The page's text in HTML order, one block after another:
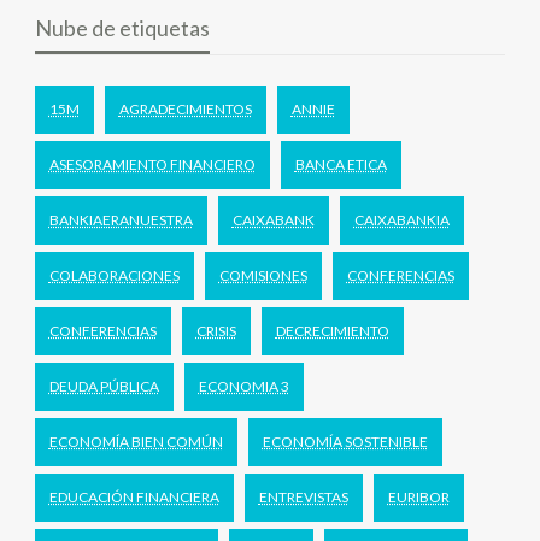
Nube de etiquetas
15M AGRADECIMIENTOS ANNIE
ASESORAMIENTO FINANCIERO BANCA ETICA
BANKIAERANUESTRA CAIXABANK CAIXABANKIA
COLABORACIONES COMISIONES CONFERENCIAS
CONFERENCIAS CRISIS DECRECIMIENTO
DEUDA PÚBLICA ECONOMIA 3
ECONOMÍA BIEN COMÚN ECONOMÍA SOSTENIBLE
EDUCACIÓN FINANCIERA ENTREVISTAS EURIBOR